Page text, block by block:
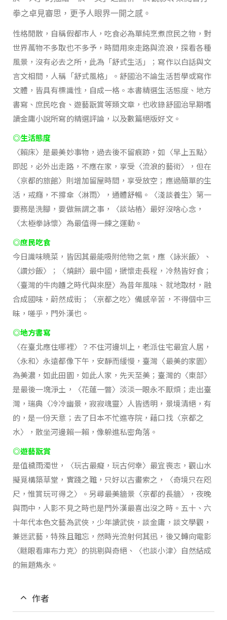
拳之卓見審思，更予人眼界一開之感。
性格閒散，自稱假都市人，吃食必為單純烹煮庶民之物，對
世界萬物不多取也不多予，時間用來走路與流浪，探看各種
風景，沒有必去之所，此為「舒式生活」；寫作以白話與文
言文相間，人稱「舒式風格」。舒國治不論生活哲學或寫作
文體，皆具有標識性，自成一格。本書精選生活態度、地方
書寫、庶民吃食、遊藝翫賞等類文章，也收錄舒國治早期嗜
讀金庸小說所寫的精選評論，以及數篇絕版好文。
◎生活態度
〈賴床〉是最美妙事物，過去後不留痕跡，如〈早上五點〉
即起，必外出走路，不應在家，享受〈流浪的藝術〉，但在
〈京都的旅館〉則增加留屋時間，享受放空；應過簡單的生
活，戒癮，不撐傘〈淋雨〉，通體舒暢。〈淺談養生〉第一
要務是洗腳，要做無謂之事，〈談站樁〉最好沒啥心念，
〈太極拳詠懷〉為最值得一練之運動。
◎庶民吃食
今日識味曉菜，皆因其最能吸附他物之氣，應〈詠米飯〉、
〈讚炒飯〉；〈燒餅〉最中國，搋懷走長程，冷熱皆好食；
〈臺灣的牛肉麵之時代與來歷〉為昔年風味、就地取材，融
合成國味，蔚然成街；〈京都之吃〉備感辛苦，不得個中三
昧，嗟乎，門外漢也。
◎地方書寫
〈在臺北應住哪裡〉？不住河邊圳上，老派住宅最宜人居，
〈永和〉永遠都像下午，安靜而緩慢，臺灣〈最美的家園〉
為美濃，如此田園，如此人家，先天至美；臺灣的〈東部〉
是最後一塊淨土，〈花蓮一瞥〉淡淡一眼永不厭煩；走出臺
灣，瑞典〈冷冷幽景，寂寂魂靈〉人皆透明，景境清絕，有
的，是一份天意；去了日本不忙進寺院，藉口找〈京都之
水〉，散坐河邊賴一賴，像躲進私密角落。
◎遊藝翫賞
是值穢雨濁世，〈玩古最癡，玩古何幸〉最宜喪志，觀山水
擬覓構築草堂，實踐之難，只好以古畫索之，〈奇境只在咫
尺，惟賞玩可得之〉。另尋最美牆景〈京都的長牆〉，夜晚
與雨中，人影不見之時也是門外漢最喜出沒之時。五十、六
十年代本色文藝為武俠，少年讀武俠，談金庸，談文學觀，
兼迷武藝，特殊且難忘，然時光流射何其迅，後又轉向電影
〈瞇眼看庫布力克〉的挑剔與奇絕、〈也談小津〉自然結成
的無題雋永。
作者